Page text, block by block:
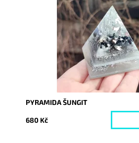
Dostupnost:
Vyprodáno
8044
PYRAMIDA ŠUNGIT
680 Kč